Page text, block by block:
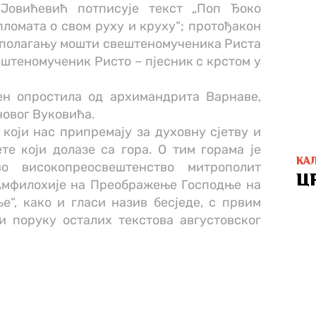
потписује текст „Поп Ђоко
о свом руху и круху“; протођакон
мошти свештеномученика Риста
Ристо – пјесник с крстом у
опростила од архимандрита Варнаве,
Вуковића.
нас припремају за духовну сјетву и
који долазе са гора. О тим горама је
митрополит
на Преображење Господње на
како и гласи назив бесједе, с првим
осталих текстова августовског